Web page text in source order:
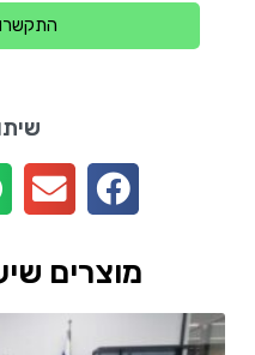
מוצרים